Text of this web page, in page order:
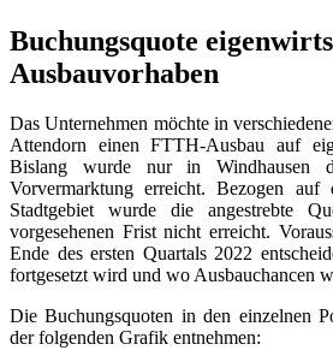
Buchungsquote
Ausbauvorhaben
Das Unternehmen möchte in
Attendorn einen FTTH-Ausbau auf
Bislang wurde nur in Windhausen
Vorvermarktung erreicht. Bezogen auf
Stadtgebiet wurde die angestrebte
vorgesehenen Frist nicht erreicht.
Ende des ersten Quartals 2022
fortgesetzt wird und wo Ausbauchancen
Die Buchungsquoten in den einzelnen
der folgenden Grafik entnehmen: